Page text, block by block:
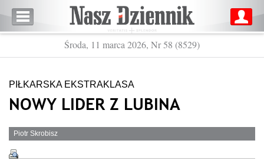
Środa, 11 marca 2026, Nr 58 (8529)
PIŁKARSKA EKSTRAKLASA
NOWY LIDER Z LUBINA
Piotr Skrobisz